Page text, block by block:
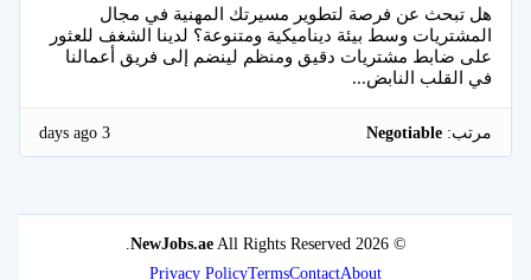
هل تبحث عن فرصة لتطوير مسيرتك المهنية في مجال
المشتريات وسط بيئة ديناميكية ومتنوعة؟ لدينا الشغف للعثور
على ضابط مشتريات دقيق ومنظم لينضم إلى فريق أعمالنا
في القلب النابض...
مرتب: 3 days ago
© 2026
NewJobs.aeAll Rights Reserved.
About
Contact
Terms
Privacy Policy